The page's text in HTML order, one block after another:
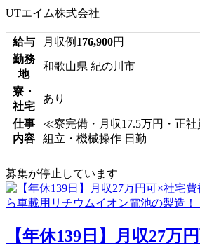
UTエイム株式会社
給与 月収例 176,900円
勤務
地
和歌山県 紀の川市
寮・
社宅
あり
仕事
内容
≪寮完備・月収17.5万円・正
組立・機械操作 日勤
募集が停止しています
【年休139日】月収27万